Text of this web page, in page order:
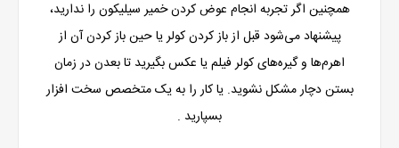
همچنین اگر تجربه انجام عوض کردن خمیر سیلیکون را ندارید،
پیشنهاد می‌شود قبل از باز کردن کولر یا حین باز کردن آن از
اهرم‌ها و گیره‌های کولر فیلم یا عکس بگیرید تا بعدن در زمان
بستن دچار مشکل نشوید. یا کار را به یک متخصص سخت افزار
بسپارید .